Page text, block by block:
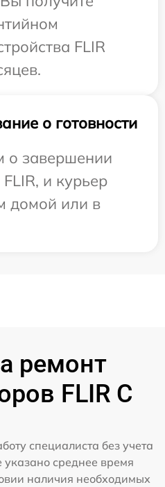
FLIR
о готовности
завершении
и курьер
домой или в
ремонт
FLIR C
специалиста без учета
указано среднее время
наличия необходимых